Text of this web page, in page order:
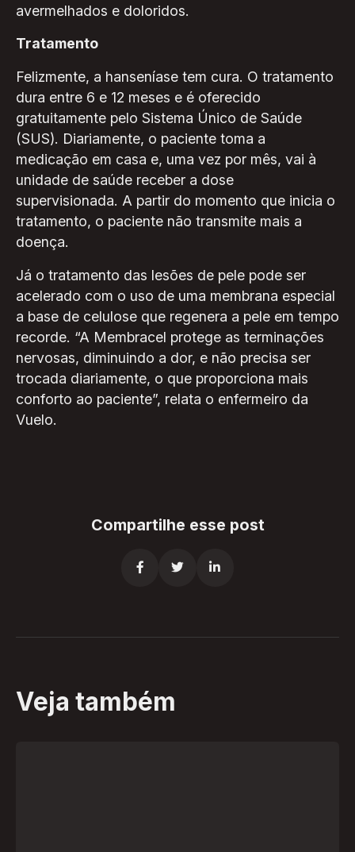
avermelhados e doloridos.
Tratamento
Felizmente, a hanseníase tem cura. O tratamento
dura entre 6 e 12 meses e é oferecido
gratuitamente pelo Sistema Único de Saúde
(SUS). Diariamente, o paciente toma a
medicação em casa e, uma vez por mês, vai à
unidade de saúde receber a dose
supervisionada. A partir do momento que inicia o
tratamento, o paciente não transmite mais a
doença.
Já o tratamento das lesões de pele pode ser
acelerado com o uso de uma membrana especial
a base de celulose que regenera a pele em tempo
recorde. “A Membracel protege as terminações
nervosas, diminuindo a dor, e não precisa ser
trocada diariamente, o que proporciona mais
conforto ao paciente”, relata o enfermeiro da
Vuelo.
Compartilhe esse post
  
Veja também